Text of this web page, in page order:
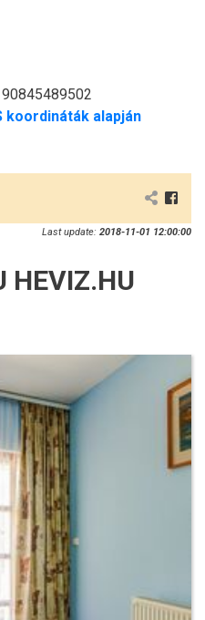
koordináták alapján
Last update: 2018-11-01 12:00:00
HEVIZ.HU